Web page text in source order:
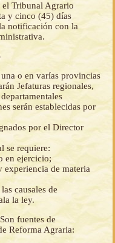
Tribunal Agrario
y cinco (45) días
notificación con la
o en varías provincias
Jefaturas regionales,
serán establecidas por
por el Director
se requiere:
en ejercicio;
experiencia de materia
causales de
la ley.
Son fuentes de
Reforma Agraria: